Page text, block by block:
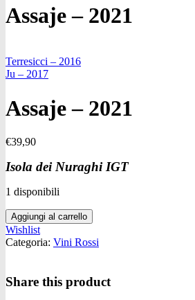
Assaje – 2021
Terresicci – 2016
Ju – 2017
Assaje – 2021
€39,90
Isola dei Nuraghi IGT
1 disponibili
Assaje
-
2021
quantità
Aggiungi al carrello
Wishlist
Categoria: Vini Rossi
Share this product